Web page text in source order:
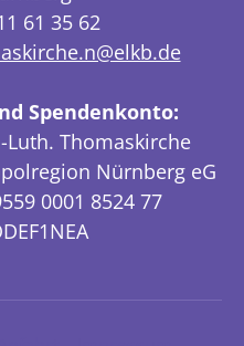
61 35 62
Spendenkonto:
Luth. Thomaskirche
Nürnberg eG
0001 8524 77